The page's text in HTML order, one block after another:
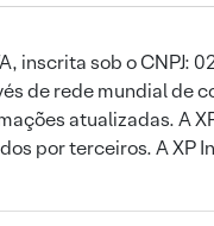
inscrita sob o
de rede mundial
atualizadas. A
por terceiros. A XP